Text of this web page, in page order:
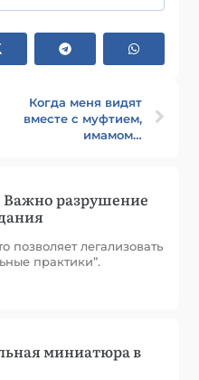
Когда меня видят
вместе с муфтием,
имамом…
Важно разрушение
позволяет легализовать
практики”.
миниатюра в